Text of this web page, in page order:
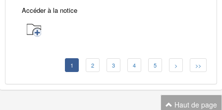
Accéder à la notice
1 2 3 4 5 > >>
Haut de page